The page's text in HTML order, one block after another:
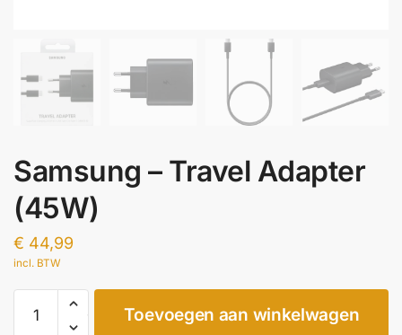
Samsung – Travel Adapter
(45W)
€ 44,99
incl. BTW
Samsung
Toevoegen aan winkelwagen